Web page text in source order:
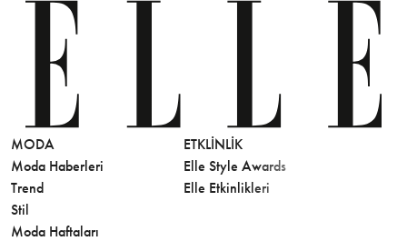
MODA
Moda Haberleri
Trend
Stil
Moda Haftaları
ETKLINLIK
Elle Style Awards
Elle Etkinlikleri